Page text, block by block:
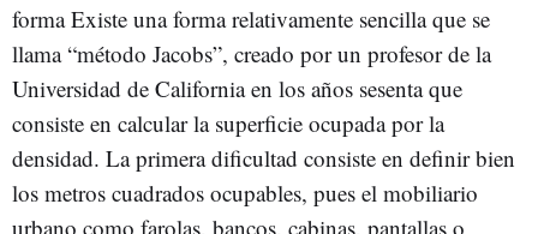
forma Existe una forma relativamente sencilla que se
llama “método Jacobs”, creado por un profesor de la
Universidad de California en los años sesenta que
consiste en calcular la superficie ocupada por la
densidad. La primera dificultad consiste en definir bien
los metros cuadrados ocupables, pues el mobiliario
urbano como farolas, bancos, cabinas, pantallas o